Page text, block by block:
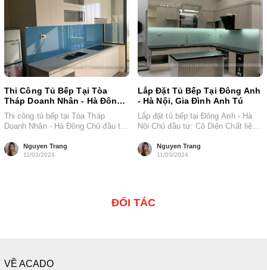
Thi Công Tủ Bếp Tại Tòa
Tháp Doanh Nhân - Hà Đông,
Gia Đình Cô Mến
Thi công tủ bếp tại Tòa Tháp
Doanh Nhân - Hà Đông Chủ đầu tư:
Nguyen Trang
11/03/2024
Lắp Đặt Tủ Bếp Tại Đông Anh
- Hà Nội, Gia Đình Anh Tú
Lắp đặt tủ bếp tại Đông Anh - Hà
Nội Chủ đầu tư: Cô Diện Chất liệu:
Nguyen Trang
11/03/2024
ĐỐI TÁC
VỀ ACADO